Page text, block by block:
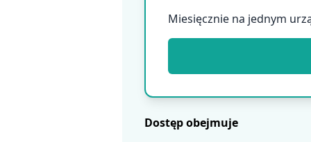
Miesięcznie na jednym
Dostęp obejmuje